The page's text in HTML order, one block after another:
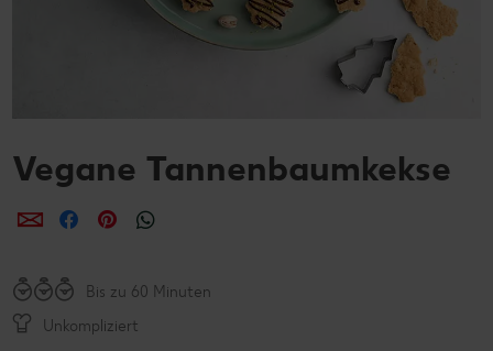
Vegane Tannenbaumkekse
per E-Mail teilen
per Facebook teilen
per Pinterest teilen
Bis zu 60 Minuten
Unkompliziert